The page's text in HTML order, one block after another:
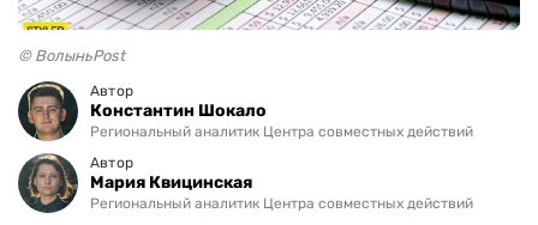
© ВолыньPost
Автор
Константин Шокало
Региональный аналитик Центра совместных действий
Автор
Мария Квицинская
Региональный аналитик Центра совместных действий